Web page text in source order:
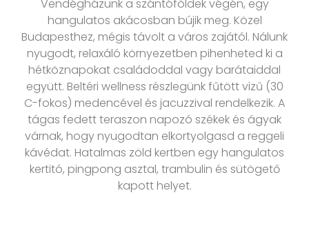
Vendégházunk a szántóföldek végén, egy
hangulatos akácosban bújik meg. Közel
Budapesthez, mégis távolt a város zajától. Nálunk
nyugodt, relaxáló környezetben pihenheted ki a
hétköznapokat családoddal vagy barátaiddal
együtt. Beltéri wellness részlegünk fűtött vizű (30
C-fokos) medencével és jacuzzival rendelkezik. A
tágas fedett teraszon napozó székek és ágyak
várnak, hogy nyugodtan elkortyolgasd a reggeli
kávédat. Hatalmas zöld kertben egy hangulatos
kertitó, pingpong asztal, trambulin és sütögető
kapott helyet.